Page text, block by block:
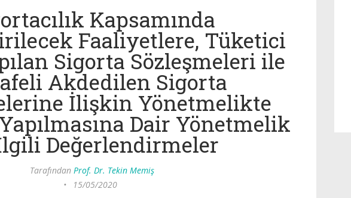
Kapsamında
Faaliyetlere, Tüketici
Sigorta Sözleşmeleri ile
Akdedilen Sigorta
İlişkin Yönetmelikte
Dair Yönetmelik
Değerlendirmeler
Tarafından Prof. Dr. Tekin Memiş
•
15/05/2020